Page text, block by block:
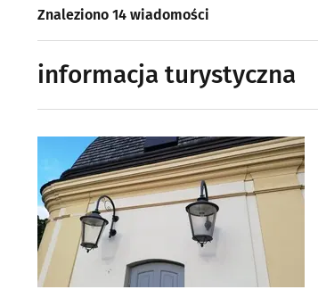
Znaleziono 14 wiadomości
informacja turystyczna